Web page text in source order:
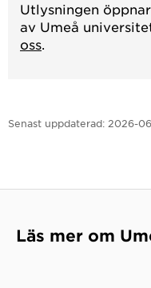
Utlysningen
av Umeå
oss.
Senast uppdaterad: 2026-
Läs mer om